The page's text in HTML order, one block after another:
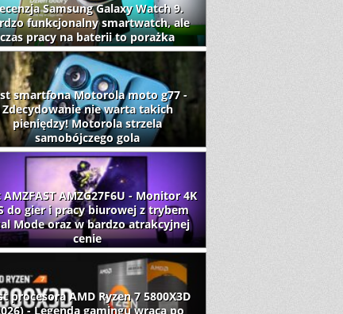
Samsung Galaxy Watch 9.
funkcjonalny smartwatch, ale
czas pracy na baterii to porażka
smartfona Motorola moto g77 -
Zdecydowanie nie warta takich
pieniędzy! Motorola strzela
samobójczego gola
AMZFAST AMZG27F6U - Monitor 4K
do gier i pracy biurowej z trybem
Mode oraz w bardzo atrakcyjnej
cenie
procesora AMD Ryzen 7 5800X3D
- Legenda gamingu wraca po